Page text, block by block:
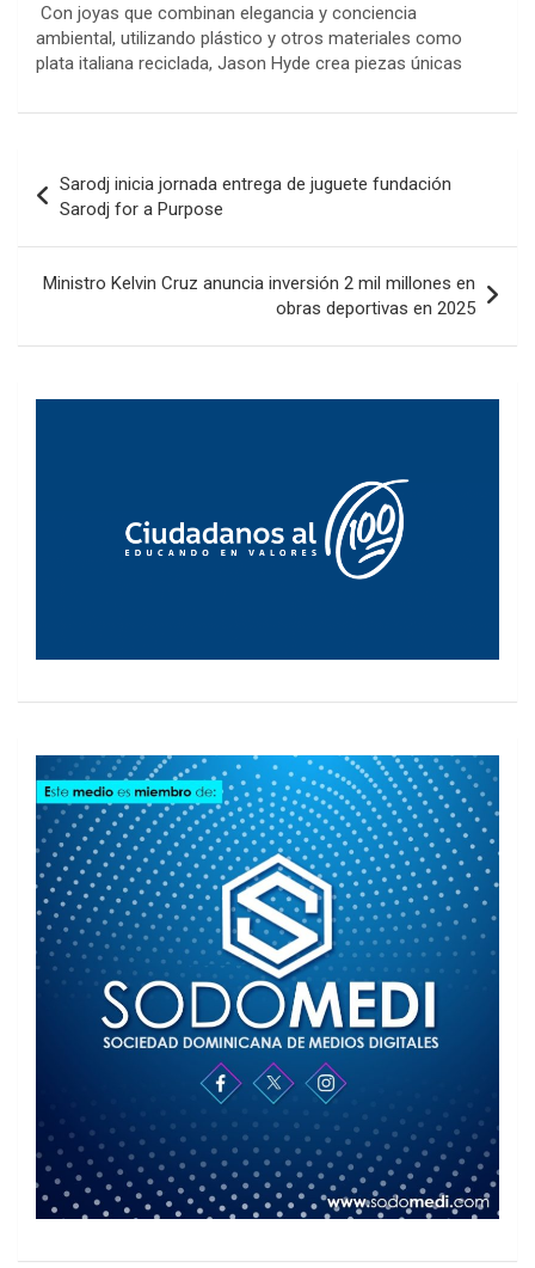
Con joyas que combinan elegancia y conciencia
ambiental, utilizando plástico y otros materiales como
plata italiana reciclada, Jason Hyde crea piezas únicas
de
entradas
Sarodj inicia jornada entrega de juguete fundación
Sarodj for a Purpose
Ministro Kelvin Cruz anuncia inversión 2 mil millones en
obras deportivas en 2025